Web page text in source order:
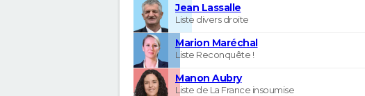
Jean Lassalle
Liste divers droite
Marion Maréchal
Liste Reconquête !
Manon Aubry
Liste de La France insoumise